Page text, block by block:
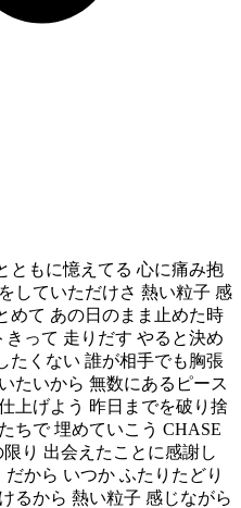
ともに憶えてる 心に痛み抱
していただけさ 熱い粒子 感
めて あの日のまま止めた時
って 走りだす やると決め
たくない 誰が相手でも胸張
たいから 無数にあるピース
上げよう 昨日までを破り捨
ちで 埋めていこう CHASE
り 出会えたことに感謝し
から いつか ふたりたどり
るから 熱い粒子 感じながら